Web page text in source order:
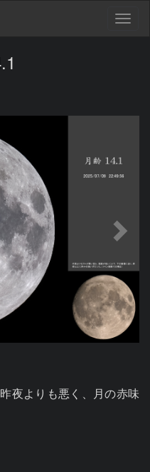
夜よりも悪く、月の赤味